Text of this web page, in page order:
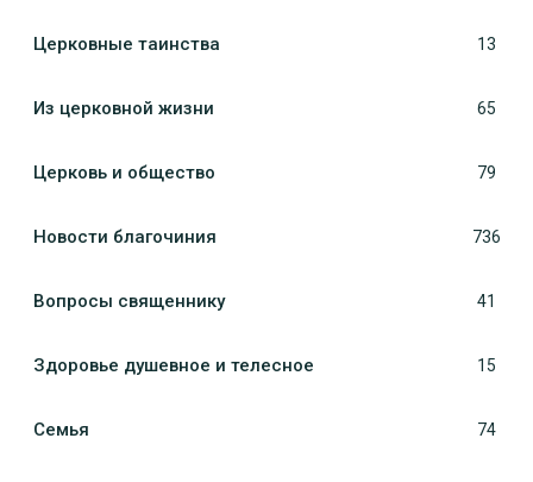
Церковные таинства 13
Из церковной жизни 65
Церковь и общество 79
Новости благочиния 736
Вопросы священнику 41
Здоровье душевное и телесное 15
Семья 74